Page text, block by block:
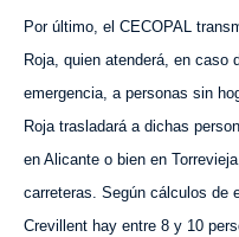
Por último, el CECOPAL tr
Roja, quien atenderá, en caso
emergencia, a personas sin
Roja trasladará a dichas
en Alicante o bien en
carreteras. Según cálculos de
Crevillent hay entre 8 y 10